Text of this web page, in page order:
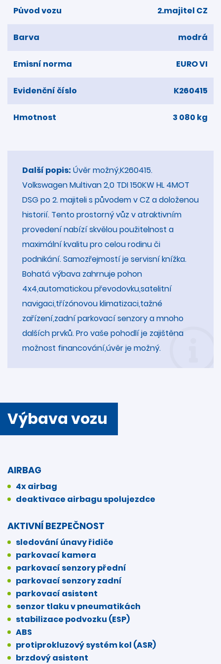
Původ vozu 2.majitel CZ
Barva modrá
Emisní norma EURO VI
Evidenční číslo K260415
Hmotnost 3 080 kg
Další popis: Úvěr možný,K260415.
Volkswagen Multivan 2,0 TDI 150KW HL 4MOT
DSG po 2. majiteli s původem v CZ a doloženou
historií. Tento prostorný vůz v atraktivním
provedení nabízí skvělou použitelnost a
maximální kvalitu pro celou rodinu či
podnikání. Samozřejmostí je servisní knížka.
Bohatá výbava zahrnuje pohon
4x4,automatickou převodovku,satelitní
navigaci,třízónovou klimatizaci,tažné
zařízení,zadní parkovací senzory a mnoho
dalších prvků. Pro vaše pohodlí je zajištěna
možnost financování,úvěr je možný.
Výbava vozu
AIRBAG
4x airbag
deaktivace airbagu spolujezdce
AKTIVNÍ BEZPEČNOST
sledování únavy řidiče
parkovací kamera
parkovací senzory přední
parkovací senzory zadní
parkovací asistent
senzor tlaku v pneumatikách
stabilizace podvozku (ESP)
ABS
protiprokluzový systém kol (ASR)
brzdový asistent